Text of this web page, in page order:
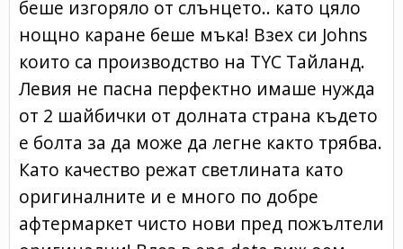
беше изгоряло от слънцето.. като цяло
нощно каране беше мъка! Взех си Johns
които са производство на TYC Тайланд.
Левия не пасна перфектно имаше нужда
от 2 шайбички от долната страна където
е болта за да може да легне както трябва.
Като качество режат светлината като
оригиналните и е много по добре
афтермаркет чисто нови пред пожълтели